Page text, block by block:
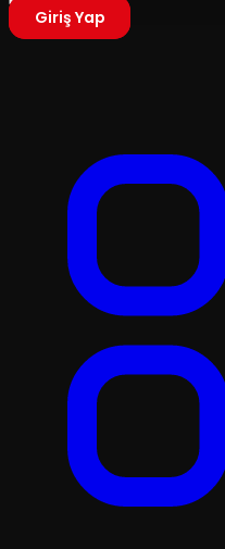
Giriş Yap